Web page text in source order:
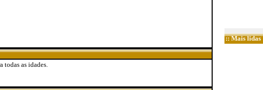
todas as idades.
:: Mais lidas